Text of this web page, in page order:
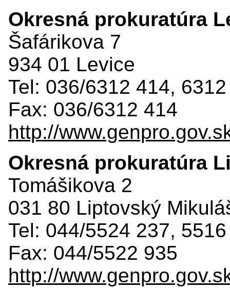
Okresná prokuratúra
Šafárikova 7
934 01 Levice
Tel: 036/6312 414,
Fax: 036/6312 414
http://
Okresná prokuratúra
Tomášikova 2
031 80 Liptovský
Tel: 044/5524 237,
Fax: 044/5522 935
http://